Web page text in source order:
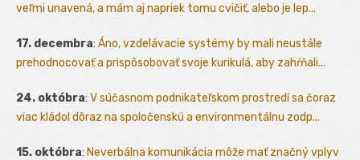
veľmi unavená, a mám aj napriek tomu cvičiť, alebo je lep...
17. decembra: Áno, vzdelávacie systémy by mali neustále
prehodnocovať a prispôsobovať svoje kurikulá, aby zahŕňali...
24. októbra: V súčasnom podnikateľskom prostredí sa čoraz
viac kládol dôraz na spoločenskú a environmentálnu zodp...
15. októbra: Neverbálna komunikácia môže mať značný vplyv